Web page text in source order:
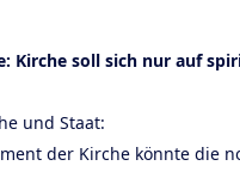
Kirche soll sich nur auf
und Staat:
der Kirche könnte die